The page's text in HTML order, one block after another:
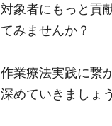
対象者にもっと貢
てみませんか？
作業療法実践に繋
深めていきましょ